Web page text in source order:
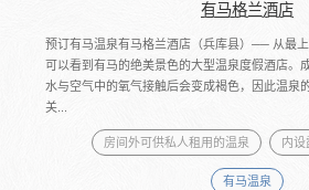
有马格兰酒店
预订有马温泉有马格兰酒店（兵库县）── 从最
可以看到有马的绝美景色的大型温泉度假酒店。
水与空气中的氧气接触后会变成褐色，因此温泉
关...
房间外可供私人租用的温泉 内设
有马温泉